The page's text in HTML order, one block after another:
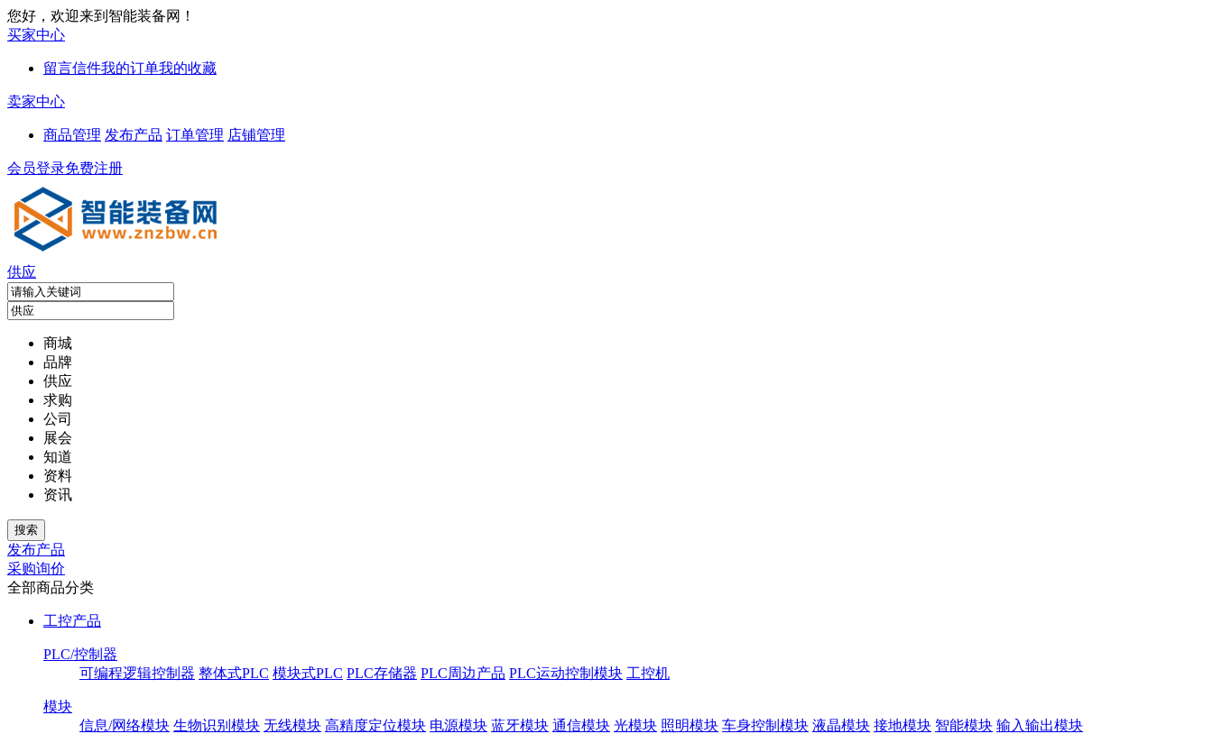
您好，欢迎来到智能装备网！
买家中心
留言信件我的订单我的收藏
卖家中心
商品管理 发布产品 订单管理 店铺管理
会员登录免费注册
供应
商城
品牌
供应
求购
公司
展会
知道
资料
资讯
发布产品
采购询价
全部商品分类
工控产品
PLC/控制器
可编程逻辑控制器 整体式PLC 模块式PLC PLC存储器 PLC周边产品 PLC运动控制模块 工控机
模块
信息/网络模块 生物识别模块 无线模块 高精度定位模块 电源模块 蓝牙模块 通信模块 光模块 照明模块 车身控制模块 液晶模块 接地模块 智能模块 输入输出模块